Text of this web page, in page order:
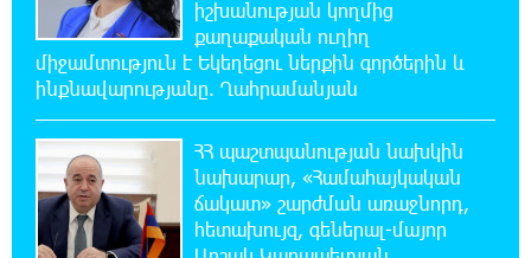
16:44:56 6-08-2026
Վաղը մենք ԱԺ չենք գալու. Նարեկ
Կարապետյան
16:15:33 6-08-2026
ՈւՂԻՂ. Նարեկ Կարապետյանը հանդես է
գալիս հայտարարությամբ
իշխանության կողմից
քաղաքական ուղիղ
միջամտություն է Եկեղեցու ներքին գործերին և
ինքնավարությանը. Ղահրամանյան
ՀՀ պաշտպանության նախկին
նախարար, «Համահայկական
ճակատ» շարժման առաջնորդ,
հետախույզ, գեներալ-մայոր